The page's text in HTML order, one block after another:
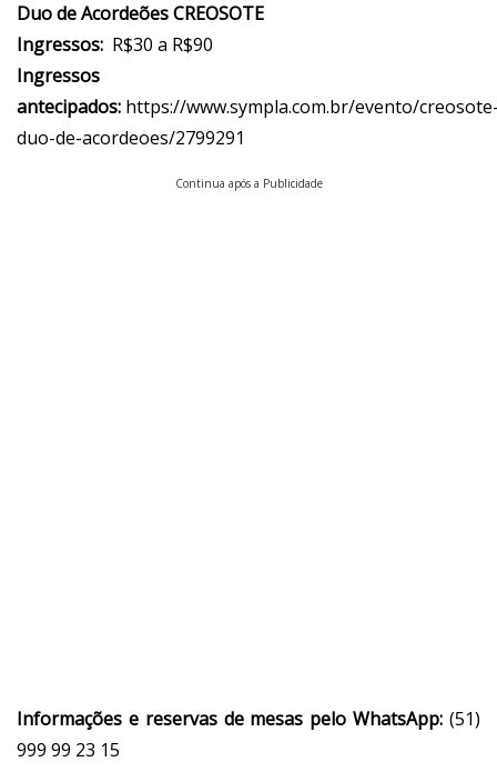
Duo de Acordeões CREOSOTE
Ingressos: R$30 a R$90
Ingressos
antecipados: https://www.sympla.com.br/evento/
duo-de-acordeoes/2799291
Continua após a Publicidade
Informações e reservas de mesas pelo WhatsApp: (51)
999 99 23 15